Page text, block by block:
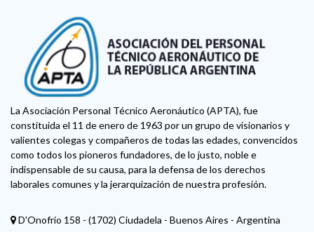
La Asociación Personal Técnico Aeronáutico (APTA), fue
constituida el 11 de enero de 1963 por un grupo de visionarios y
valientes colegas y compañeros de todas las edades, convencidos
como todos los pioneros fundadores, de lo justo, noble e
indispensable de su causa, para la defensa de los derechos
laborales comunes y la jerarquización de nuestra profesión.
D'Onofrio 158 - (1702) Ciudadela - Buenos Aires - Argentina